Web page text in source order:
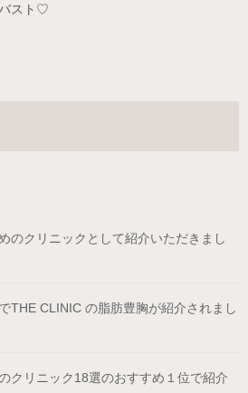
スト♡
のクリニックとして紹介いただきまし
THE CLINIC の脂肪豊胸が紹介されまし
クリニック18選のおすすめ１位で紹介